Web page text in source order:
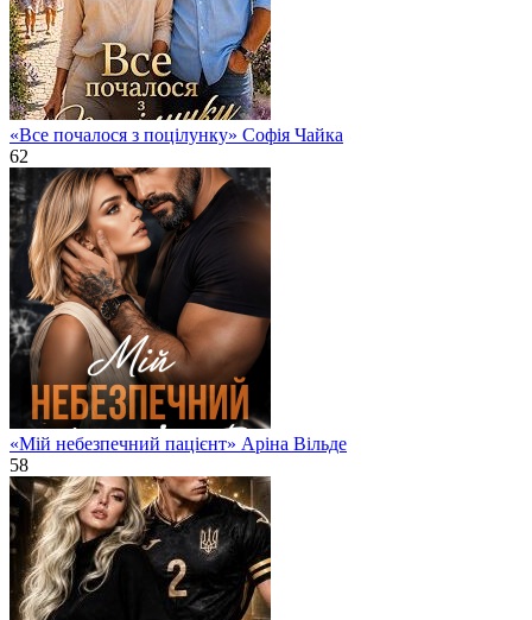
«Все почалося з поцілунку» Софія Чайка
62
«Мій небезпечний пацієнт» Аріна Вільде
58